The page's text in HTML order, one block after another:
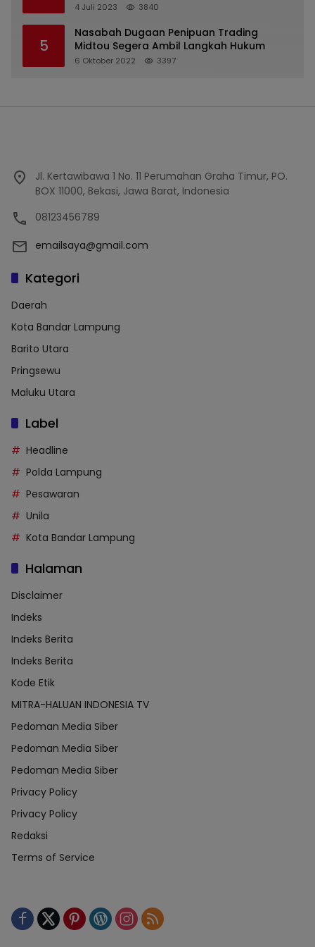
2022
4 Juli 2023 3840
5
Nasabah Dugaan Penipuan Trading
Midtou Segera Ambil Langkah Hukum
6 Oktober 2022 3397
Jl. Kertawibawa 1 No. 11 Perumahan Graha Timur, PO.
BOX 11000, Bekasi, Jawa Barat, Indonesia
08123456789
emailsaya@gmail.com
Kategori
Daerah
Kota Bandar Lampung
Barito Utara
Pringsewu
Maluku Utara
Label
Headline
Polda Lampung
Pesawaran
Unila
Kota Bandar Lampung
Halaman
Disclaimer
Indeks
Indeks Berita
Indeks Berita
Kode Etik
MITRA-HALUAN INDONESIA TV
Pedoman Media Siber
Pedoman Media Siber
Pedoman Media Siber
Privacy Policy
Privacy Policy
Redaksi
Terms of Service